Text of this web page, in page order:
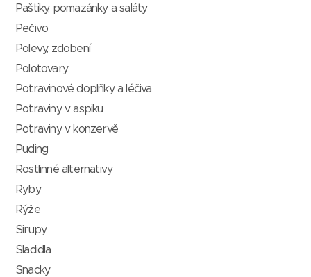
Paštiky, pomazánky a saláty
Pečivo
Polevy, zdobení
Polotovary
Potravinové doplňky a léčiva
Potraviny v aspiku
Potraviny v konzervě
Puding
Rostlinné alternativy
Ryby
Rýže
Sirupy
Sladidla
Snacky